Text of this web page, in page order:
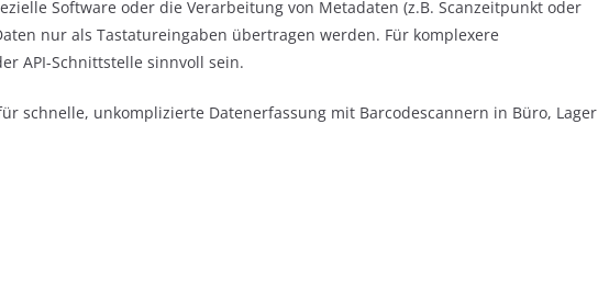
Software oder die Verarbeitung von Metadaten (z.B. Scanzeitpunkt oder
nur als Tastatureingaben übertragen werden. Für komplexere
API-Schnittstelle sinnvoll sein.
schnelle, unkomplizierte Datenerfassung mit Barcodescannern in Büro, Lager